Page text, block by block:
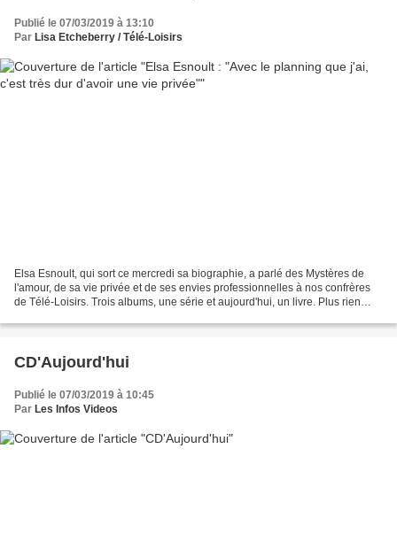
Publié le 07/03/2019 à 13:10
Par Lisa Etcheberry / Télé-Loisirs
Elsa Esnoult, qui sort ce mercredi sa biographie, a parlé des Mystères de
l'amour, de sa vie privée et de ses envies professionnelles à nos confrères
de Télé-Loisirs. Trois albums, une série et aujourd'hui, un livre. Plus rien
CD'Aujourd'hui
Publié le 07/03/2019 à 10:45
Par Les Infos Videos